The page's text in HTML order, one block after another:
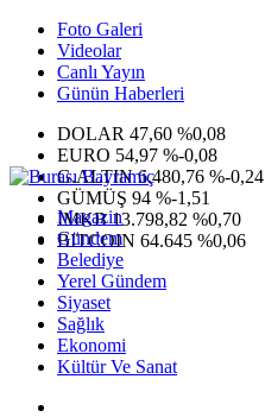
Foto Galeri
Videolar
Canlı Yayın
Günün Haberleri
DOLAR 47,60 %0,08
EURO 54,97 %-0,08
G.ALTIN6.480,76 %-0,24
GÜMÜŞ 94 %-1,51
IMKB13.798,82 %0,70
BITCOIN 64.645 %0,06
Magazin
Gündem
Belediye
Yerel Gündem
Siyaset
Sağlık
Ekonomi
Kültür Ve Sanat